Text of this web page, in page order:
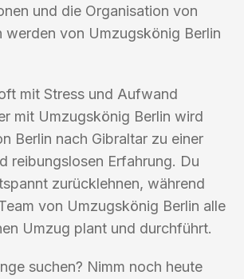
und die Organisation von
werden von Umzugskönig Berlin
mit Stress und Aufwand
mit Umzugskönig Berlin wird
Berlin nach Gibraltar zu einer
reibungslosen Erfahrung. Du
zurücklehnen, während
von Umzugskönig Berlin alle
Umzug plant und durchführt.
suchen? Nimm noch heute